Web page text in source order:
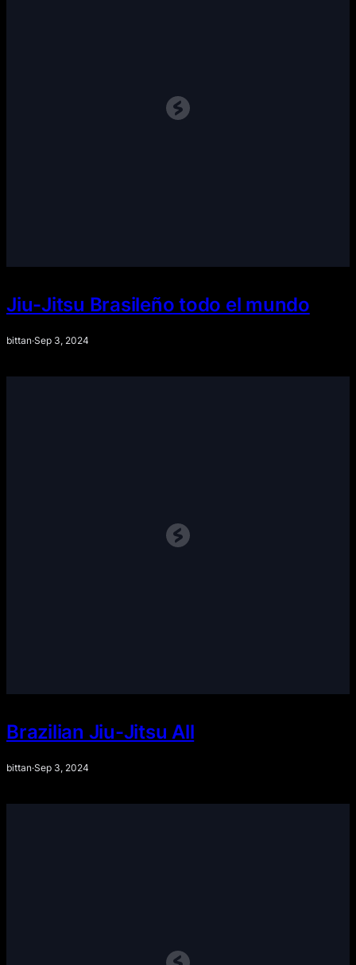
Jiu-Jitsu Brasileño todo el mundo
bittan·Sep 3, 2024
Brazilian Jiu-Jitsu All
bittan·Sep 3, 2024